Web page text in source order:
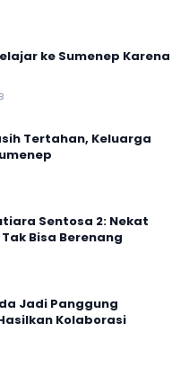
ke Sumenep Karena
Tertahan, Keluarga
Sentosa 2: Nekat
Bisa Berenang
Jadi Panggung
Kolaborasi